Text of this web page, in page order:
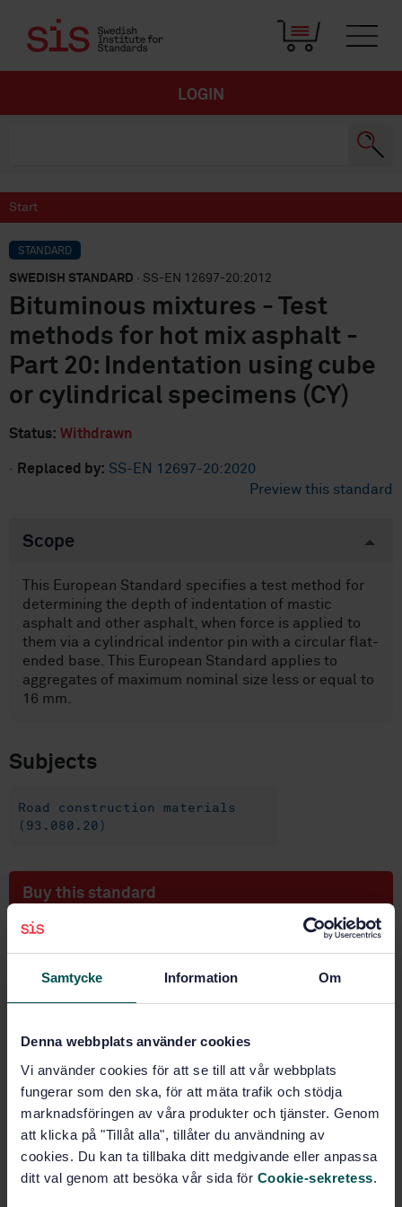
Samtycke Information Om
Denna webbplats använder cookies
Vi använder cookies för att se till att vår webbplats
fungerar som den ska, för att mäta trafik och stödja
marknadsföringen av våra produkter och tjänster. Genom
att klicka på "Tillåt alla", tillåter du användning av
cookies. Du kan ta tillbaka ditt medgivande eller anpassa
ditt val genom att besöka vår sida för Cookie-sekretess.
LOGIN
Start
STANDARD
SWEDISH STANDARD · SS-EN 12697-20:2012
Bituminous mixtures - Test
methods for hot mix asphalt -
Part 20: Indentation using cube
or cylindrical specimens (CY)
Status: Withdrawn
· Replaced by: SS-EN 12697-20:2020
Preview this standard
Scope
This European Standard specifies a test method for
determining the depth of indentation of mastic
asphalt and other asphalt, when force is applied to
them via a cylindrical indentor pin with a circular flat-
ended base. This European Standard applies to
aggregates of maximum nominal size less or equal to
16 mm.
Subjects
Road construction materials
(93.080.20)
Buy this standard
STANDARD
Bituminous mixtures - Test methods for hot mix
asphalt - Part 20: Indentation using cube or
Subscribe on standards - Read more
Price: 943 SEK
PDF
Add to cart